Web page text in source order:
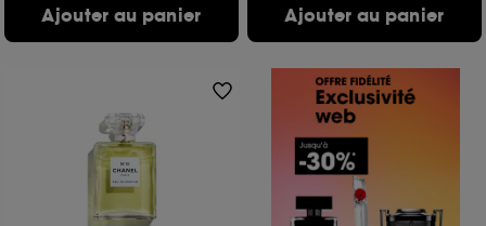
Ajouter au panier Ajouter au panier